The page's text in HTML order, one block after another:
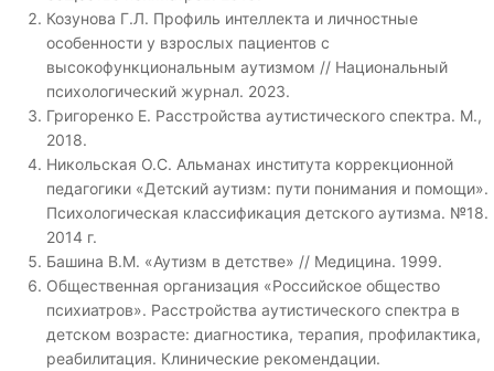
Козунова Г.Л. Профиль интеллекта и личностные
особенности у взрослых пациентов с
высокофункциональным аутизмом // Национальный
психологический журнал. 2023.
Григоренко Е. Расстройства аутистического спектра. М.,
2018.
Никольская О.С. Альманах института коррекционной
педагогики «Детский аутизм: пути понимания и помощи».
Психологическая классификация детского аутизма. №18.
2014 г.
Башина В.М. «Аутизм в детстве» // Медицина. 1999.
Общественная организация «Российское общество
психиатров». Расстройства аутистического спектра в
детском возрасте: диагностика, терапия, профилактика,
реабилитация. Клинические рекомендации.